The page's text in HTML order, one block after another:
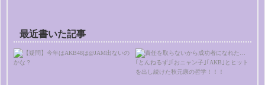
最近書いた記事